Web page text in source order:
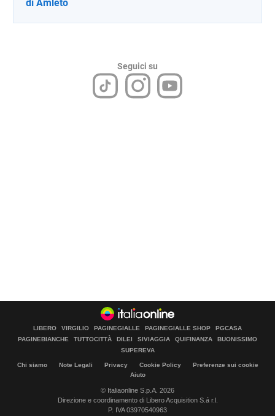
di Amleto
Seguici su
LIBERO VIRGILIO PAGINEGIALLE PAGINEGIALLE SHOP
PGCASA
PAGINEBIANCHE
TUTTOCITTÀ DILEI SIVIAGGIA QUIFINANZA
BUONISSIMO
SUPEREVA
Chi siamo Note Legali Privacy Cookie Policy
Preferenze sui cookie
Aiuto
© Italiaonline S.p.A. 2026
Direzione e coordinamento di Libero Acquisition S.á r.l.
P. IVA 03970540963